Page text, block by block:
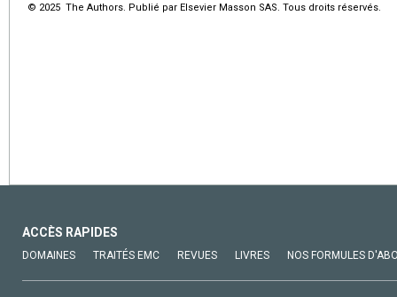
© 2025 The Authors. Publié par Elsevier Masson SAS. Tous droits réservés.
ACCÈS RAPIDES
DOMAINES TRAITÉS EMC REVUES LIVRES NOS FORMULES